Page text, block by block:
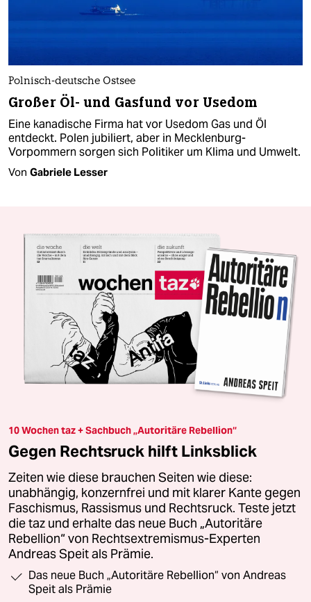
Polnisch-deutsche Ostsee
Großer Öl- und Gasfund vor Usedom
Eine kanadische Firma hat vor Usedom Gas und Öl
entdeckt. Polen jubiliert, aber in Mecklenburg-
Vorpommern sorgen sich Politiker um Klima und Umwelt.
Von Gabriele Lesser
10 Wochen taz + Sachbuch „Autoritäre Rebellion“
Gegen Rechtsruck hilft Linksblick
Zeiten wie diese brauchen Seiten wie diese:
unabhängig, konzernfrei und mit klarer Kante gegen
Faschismus, Rassismus und Rechtsruck. Teste jetzt
die taz und erhalte das neue Buch „Autoritäre
Rebellion“ von Rechtsextremismus-Experten
Andreas Speit als Prämie.
Das neue Buch „Autoritäre Rebellion“ von Andreas
Speit als Prämie